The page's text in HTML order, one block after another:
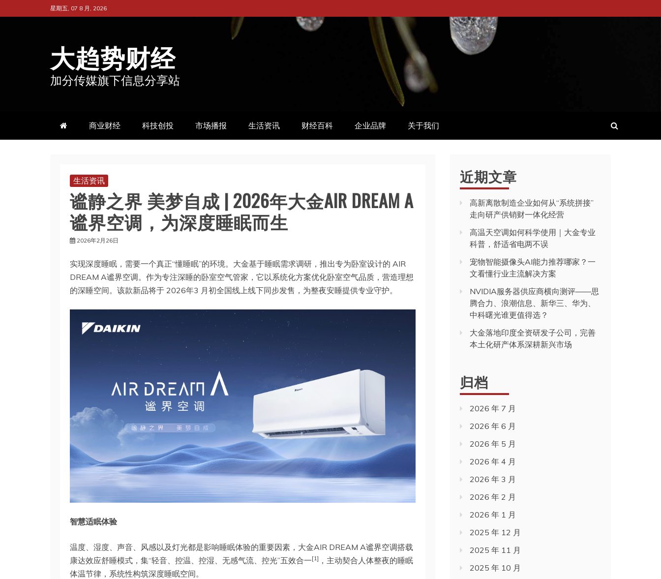
至
星期五, 07 8 月, 2026
大趋势财经
加分传媒旗下信息分享站
商业财经 科技创投 市场播报 生活资讯 财经百科 企业品牌 关于我们
生活资讯
谧静之界 美梦自成 | 2026年大金AIR DREAM A
谧界空调，为深度睡眠而生
2026年2月26日
实现深度睡眠，需要一个真正“懂睡眠”的环境。大金基于睡眠需求调研，推出专为卧室设计的 AIR
DREAM A谧界空调。作为专注深睡的卧室空气管家，它以系统化方案优化卧室空气品质，营造理想
的深睡空间。该款新品将于 2026年3 月初全国线上线下同步发售，为整夜安睡提供专业守护。
智慧适眠体验
温度、湿度、声音、风感以及灯光都是影响睡眠体验的重要因素，大金AIR DREAM A谧界空调搭载
康达效应舒睡模式，集“轻音、控温、控湿、无感气流、控光”五效合一[1] ，主动契合人体整夜的睡眠
体温节律，系统性构筑深度睡眠空间。
近期文章
高新离散制造企业如何从“系统拼接”
走向研产供销财一体化经营
高温天空调如何科学使用｜大金专业
科普，舒适省电两不误
宠物智能摄像头AI能力推荐哪家？一
文看懂行业主流解决方案
NVIDIA服务器供应商横向测评——思
腾合力、浪潮信息、新华三、华为、
中科曙光谁更值得选？
大金落地印度全资研发子公司，完善
本土化研产体系深耕新兴市场
归档
2026 年 7 月
2026 年 6 月
2026 年 5 月
2026 年 4 月
2026 年 3 月
2026 年 2 月
2026 年 1 月
2025 年 12 月
2025 年 11 月
2025 年 10 月